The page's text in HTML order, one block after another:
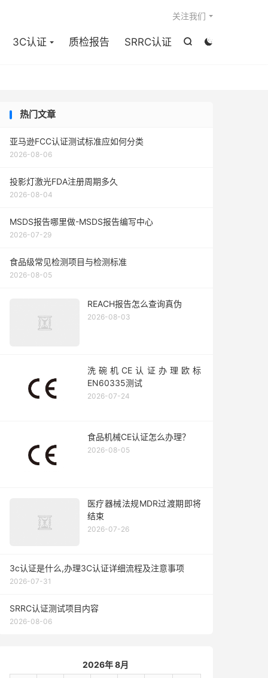


3C认证 质检报告 SRRC认证
关注我们
热门文章
亚马逊FCC认证测试标准应如何分类
2026-08-06
投影灯激光FDA注册周期多久
2026-08-04
MSDS报告哪里做-MSDS报告编写中心
2026-07-29
食品级常见检测项目与检测标准
2026-08-05
REACH报告怎么查询真伪
2026-08-03
洗碗机CE认证办理欧标
EN60335测试
2026-07-24
食品机械CE认证怎么办理？
2026-08-05
医疗器械法规MDR过渡期即将
结束
2026-07-26
3c认证是什么,办理3C认证详细流程及注意事项
2026-07-31
SRRC认证测试项目内容
2026-08-06
2026年 8月